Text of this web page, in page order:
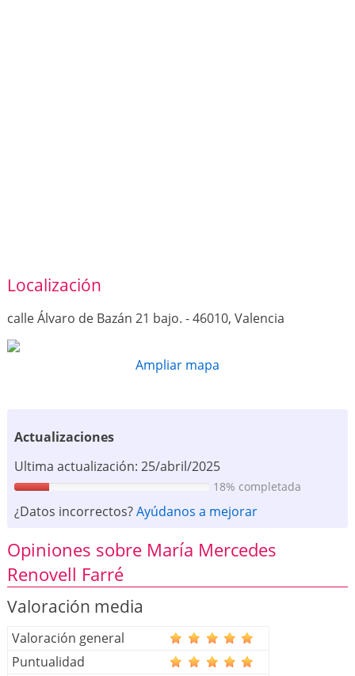
Localización
calle Álvaro de Bazán 21 bajo. - 46010, Valencia
Ampliar mapa
Actualizaciones
Ultima actualización: 25/abril/2025
18% completada
¿Datos incorrectos?Ayúdanos a mejorar
Opiniones sobre María Mercedes
Renovell Farré
Valoración media
Valoración general
Puntualidad